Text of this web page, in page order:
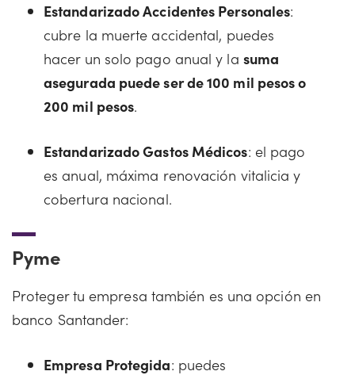
Estandarizado Accidentes Personales:
cubre la muerte accidental, puedes
hacer un solo pago anual y la suma
asegurada puede ser de 100 mil pesos o
200 mil pesos.
Estandarizado Gastos Médicos: el pago
es anual, máxima renovación vitalicia y
cobertura nacional.
Pyme
Proteger tu empresa también es una opción en
banco Santander:
Empresa Protegida: puedes